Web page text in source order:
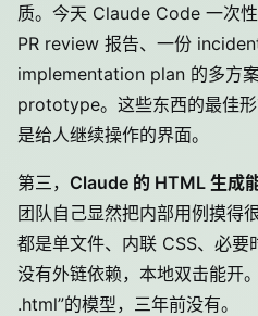
质。今天 Claude Code 一次
PR review 报告、一份
implementation plan 的多方
prototype。这些东西的最佳
是给人继续操作的界面。
第三， Claude 的 HTML 生成
团队自己显然把内部用例摸得
都是单文件、内联 CSS、必
没有外链依赖，本地双击能开
.html”的模型，三年前没有。